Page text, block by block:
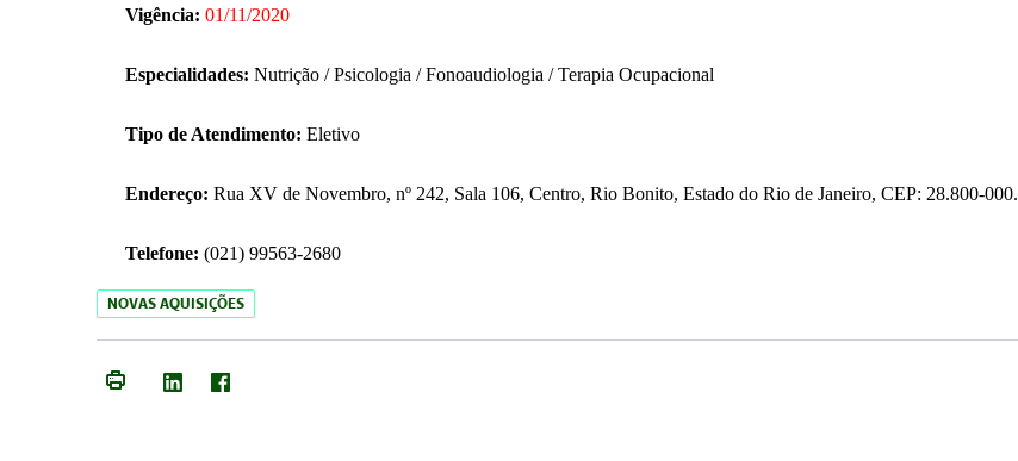
Vigência: 01/11/2020
Especialidades: Nutrição / Psicologia / Fonoaudiologia / Terapia Ocupacional
Tipo de Atendimento: Eletivo
Endereço: Rua XV de Novembro, nº 242, Sala 106, Centro, Rio Bonito, Estado do Rio de Janeiro, CEP: 28.800-000.
Telefone: (021) 99563-2680
NOVAS AQUISIÇÕES